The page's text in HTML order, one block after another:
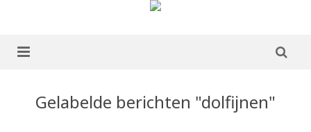
Gelabelde berichten "dolfijnen"